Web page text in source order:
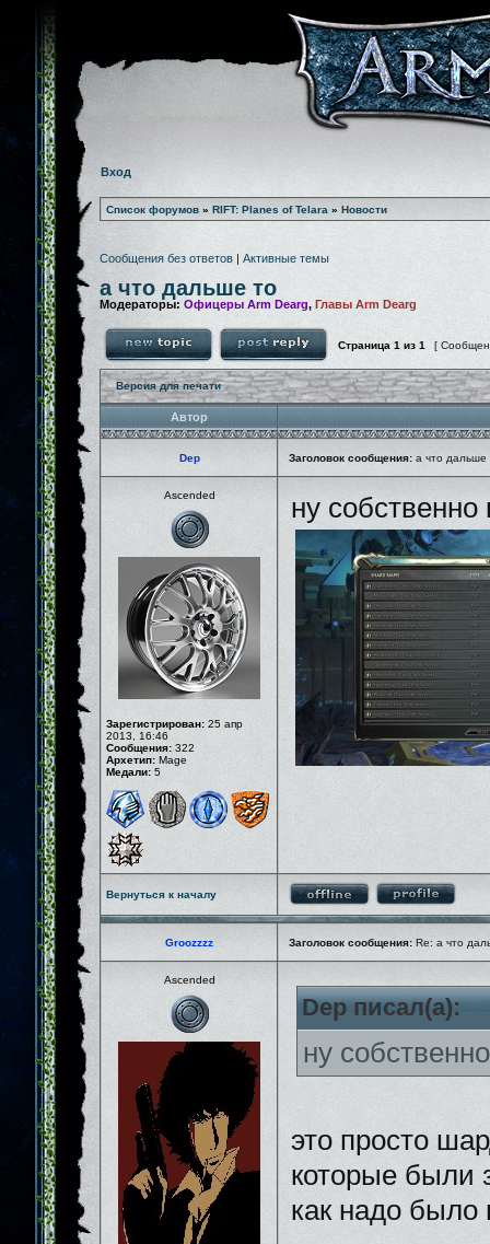
Вход
Список форумов » RIFT: Planes of Telara » Новости
Сообщения без ответов | Активные темы
а что дальше то
Модераторы: Офицеры Arm Dearg, Главы Arm Dearg
Страница 1 из 1 [
Версия для печати
Автор
Dep Заголовок сообщения: а что дальше
Ascended
Зарегистрирован: 25 апр
2013, 16:46
Сообщения: 322
Архетип: Mage
Медали: 5
ну собственно
Вернуться к началу
Groozzzz Заголовок сообщения: Re: а что
Ascended
Dep писал(а):
ну
это просто
которые были
как надо было